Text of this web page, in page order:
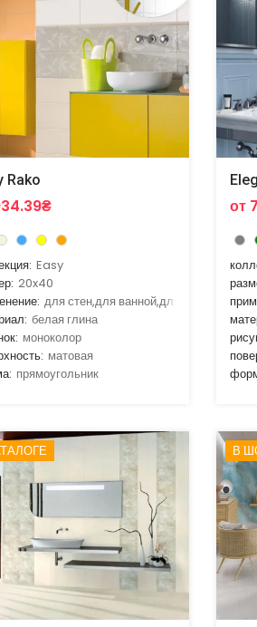
Rako
Easy
20x40
для стен,для ванной,для гостиной,для
белая глина
моноколор
матовая
прямоугольник
от
В